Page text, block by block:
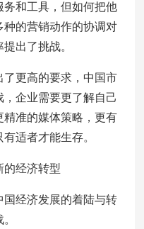
和工具，但如何把他
的营销动作的协调对
出了挑战。
更高的要求，中国市
企业需要更了解自己
精准的媒体策略，更有
适者才能生存。
经济转型
经济发展的着陆与转